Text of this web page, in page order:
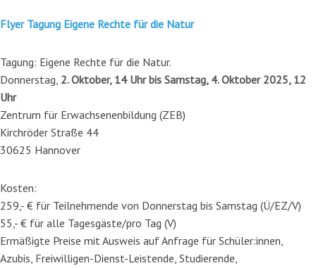
Flyer Tagung Eigene Rechte für die Natur
Tagung: Eigene Rechte für die Natur.
Donnerstag, 2. Oktober, 14 Uhr bis Samstag, 4. Oktober 2025, 12
Uhr
Zentrum für Erwachsenenbildung (ZEB)
Kirchröder Straße 44
30625 Hannover
Kosten:
259,- € für Teilnehmende von Donnerstag bis Samstag (Ü/EZ/V)
55,- € für alle Tagesgäste/pro Tag (V)
Ermäßigte Preise mit Ausweis auf Anfrage für Schüler:innen,
Azubis, Freiwilligen-Dienst-Leistende, Studierende,